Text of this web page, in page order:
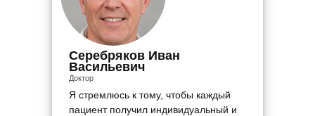
Серебряков Иван
Васильевич
Доктор
Я стремлюсь к тому, чтобы каждый
пациент получил индивидуальный и